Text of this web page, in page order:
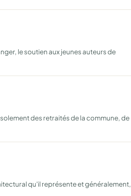
le soutien aux jeunes auteurs de
des retraités de la commune, de
qu'il représente et généralement,